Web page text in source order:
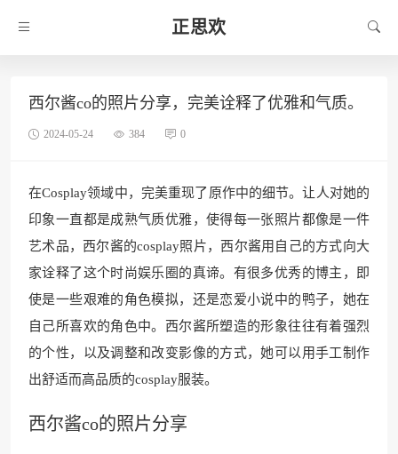
正思欢
西尔酱co的照片分享，完美诠释了优雅和气质。
2024-05-24 384 0
在Cosplay领域中，完美重现了原作中的细节。让人对她的
印象一直都是成熟气质优雅，使得每一张照片都像是一件
艺术品，西尔酱的cosplay照片，西尔酱用自己的方式向大
家诠释了这个时尚娱乐圈的真谛。有很多优秀的博主，即
使是一些艰难的角色模拟，还是恋爱小说中的鸭子，她在
自己所喜欢的角色中。西尔酱所塑造的形象往往有着强烈
的个性，以及调整和改变影像的方式，她可以用手工制作
出舒适而高品质的cosplay服装。
西尔酱co的照片分享